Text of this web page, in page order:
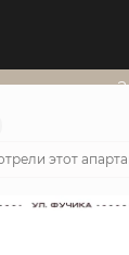
этот